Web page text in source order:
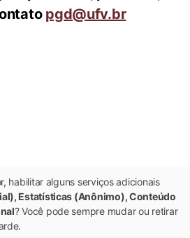
pgd@ufv.br
habilitar alguns serviços adicionais
Estatísticas (Anônimo), Conteúdo
? Você pode sempre mudar ou retirar